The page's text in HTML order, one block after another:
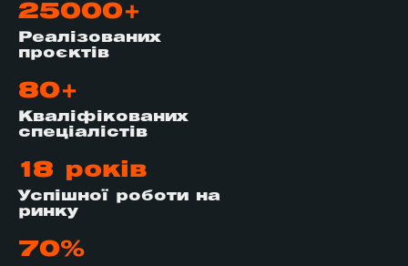
25000+
Реалізованих
проєктів
80+
Кваліфікованих
спеціалістів
18 років
Успішної роботи на
ринку
70%